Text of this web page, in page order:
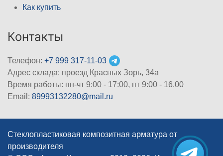
Как купить
Контакты
Телефон: +7 999 317-11-03
Адрес склада: проезд Красных Зорь, 34а
Время работы: пн-чт 9:00 - 17:00, пт 9:00 - 16.00
Email: 89993132280@mail.ru
Стеклопластиковая композитная арматура от
производителя